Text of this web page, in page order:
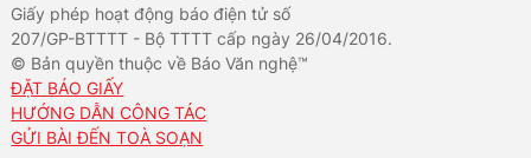
Giấy phép hoạt động báo điện tử số
207/GP-BTTTT - Bộ TTTT cấp ngày 26/04/2016.
© Bản quyền thuộc về Báo Văn nghệ™
ĐẶT BÁO GIẤY
HƯỚNG DẪN CÔNG TÁC
GỬI BÀI ĐẾN TOÀ SOẠN